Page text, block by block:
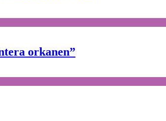
orkanen”